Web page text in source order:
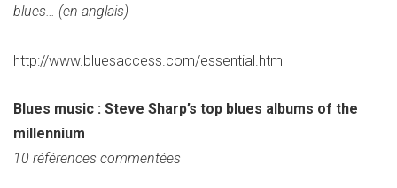
blues… (en anglais)
http://www.bluesaccess.com/essential.html
Blues music : Steve Sharp’s top blues albums of the
millennium
10 références commentées